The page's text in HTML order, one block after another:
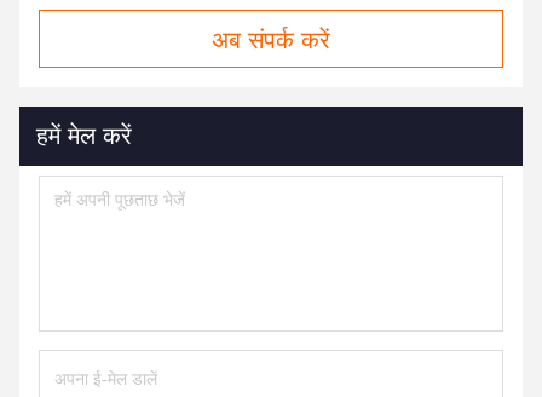
अब संपर्क करें
हमें मेल करें